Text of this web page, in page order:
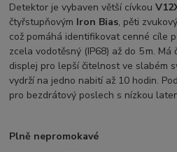
Detektor je vybaven větší cívkou
čtyřstupňovým Iron Bias, pěti
což pomáhá identifikovat cenné cíle
zcela vodotěsný (IP68) až do 5 m.
displej pro lepší čitelnost ve slabém
vydrží na jedno nabití až 10 hodin.
pro bezdrátový poslech s nízkou
Plně nepromokavé